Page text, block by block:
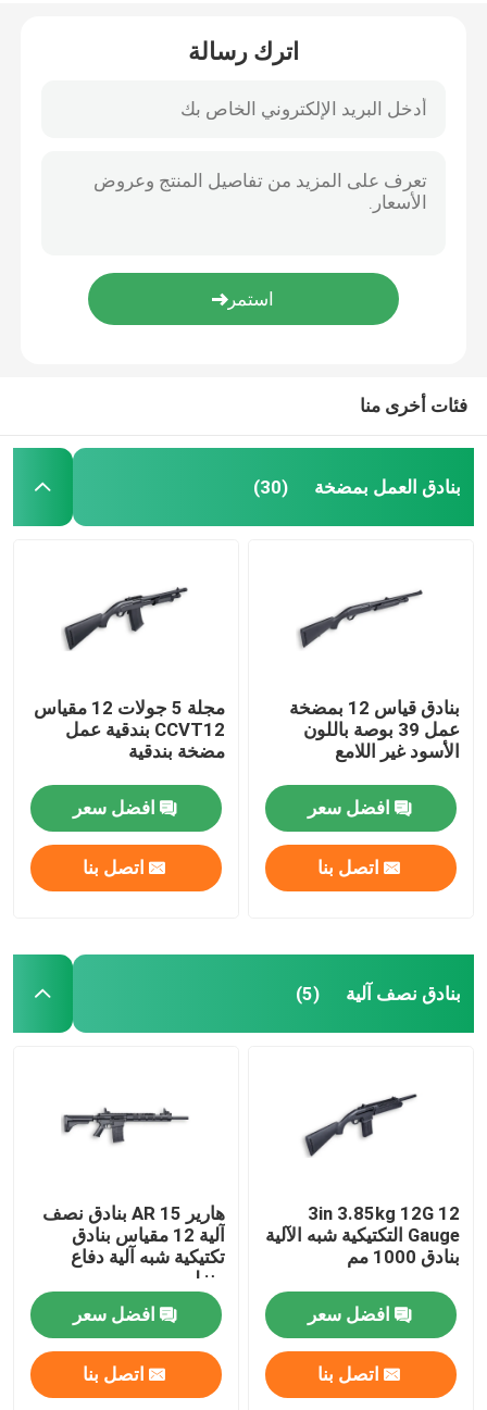
اترك رسالة
فئات أخرى منا
بنادق العمل بمضخة (30)
بنادق قياس 12 بمضخة
عمل 39 بوصة باللون
الأسود غير اللامع
افضل سعر
اتصل بنا
مجلة 5 جولات 12 مقياس
CCVT12 بندقية عمل
مضخة بندقية
افضل سعر
اتصل بنا
بنادق نصف آلية (5)
3in 3.85kg 12G 12
Gauge التكتيكية شبه الآلية
بنادق 1000 مم
افضل سعر
اتصل بنا
هارير AR 15 بنادق نصف
آلية 12 مقياس بنادق
تكتيكية شبه آلية دفاع
منزلي
افضل سعر
اتصل بنا